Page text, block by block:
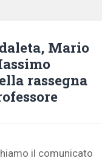
Mario
rassegna
il comunicato